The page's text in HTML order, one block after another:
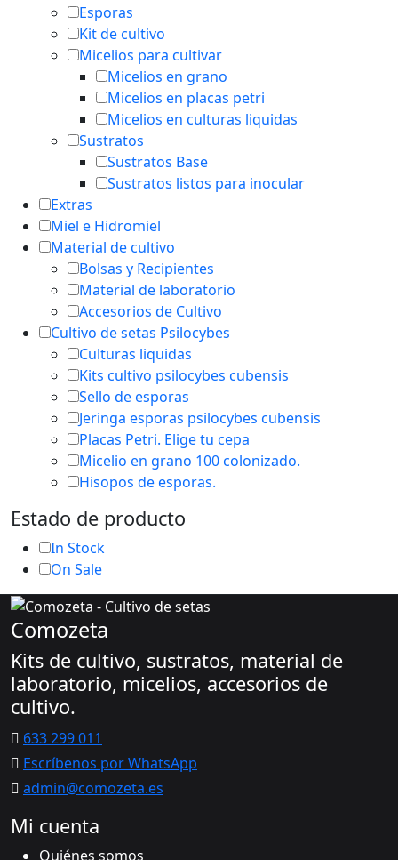
Esporas
Kit de cultivo
Micelios para cultivar
Micelios en grano
Micelios en placas petri
Micelios en culturas liquidas
Sustratos
Sustratos Base
Sustratos listos para inocular
Extras
Miel e Hidromiel
Material de cultivo
Bolsas y Recipientes
Material de laboratorio
Accesorios de Cultivo
Cultivo de setas Psilocybes
Culturas liquidas
Kits cultivo psilocybes cubensis
Sello de esporas
Jeringa esporas psilocybes cubensis
Placas Petri. Elige tu cepa
Micelio en grano 100 colonizado.
Hisopos de esporas.
Estado de producto
In Stock
On Sale
Comozeta
Kits de cultivo, sustratos, material de
laboratorio, micelios, accesorios de
cultivo.
633 299 011
Escríbenos por WhatsApp
admin@comozeta.es
Mi cuenta
Quiénes somos